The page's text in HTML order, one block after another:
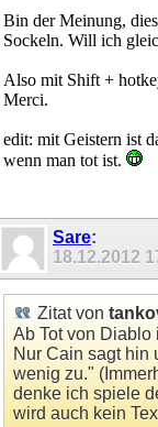
Bin der Meinung,
Sockeln. Will ich
Also mit Shift +
Merci.
edit: mit Geistern ist
wenn man tot ist.
Sare:
18.12.2012
Zitat von
Ab Tot von Diablo
Nur Cain sagt hin
wenig zu."
denke ich spiele
wird auch kein